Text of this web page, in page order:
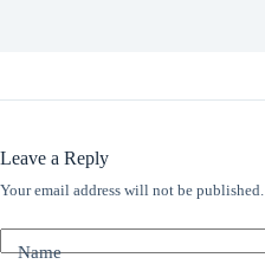
Leave a Reply
Your email address will not be published.
Name